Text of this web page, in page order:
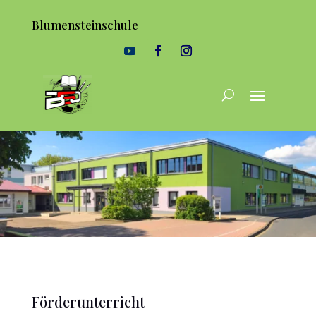
Blumensteinschule
Förderunterricht